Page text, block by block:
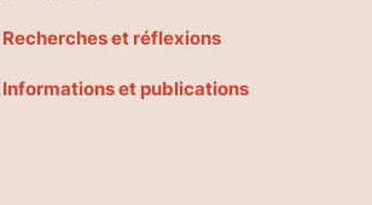
Recherches et réflexions
Informations et publications